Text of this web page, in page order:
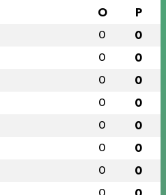
O P
0 0
0 0
0 0
0 0
0 0
0 0
0 0